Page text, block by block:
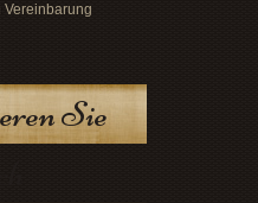
Vereinbarung
Sie